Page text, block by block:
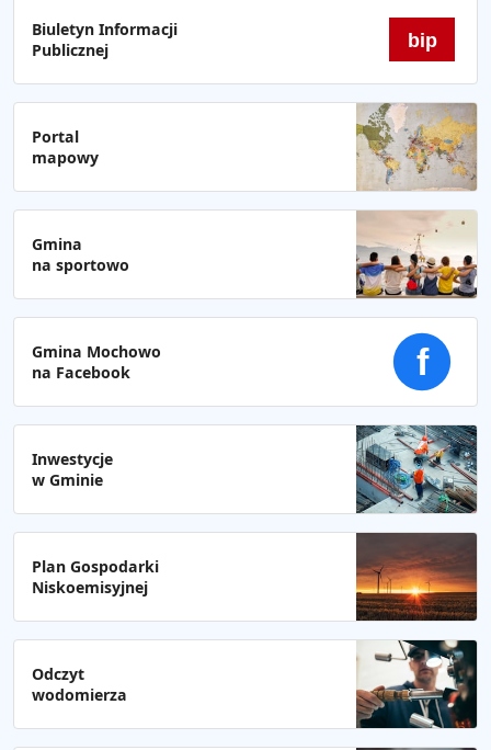
Biuletyn Informacji
Publicznej
bip
Portal
mapowy
Gmina
na sportowo
Gmina Mochowo
na Facebook
f
Inwestycje
w Gminie
Plan Gospodarki
Niskoemisyjnej
Odczyt
wodomierza